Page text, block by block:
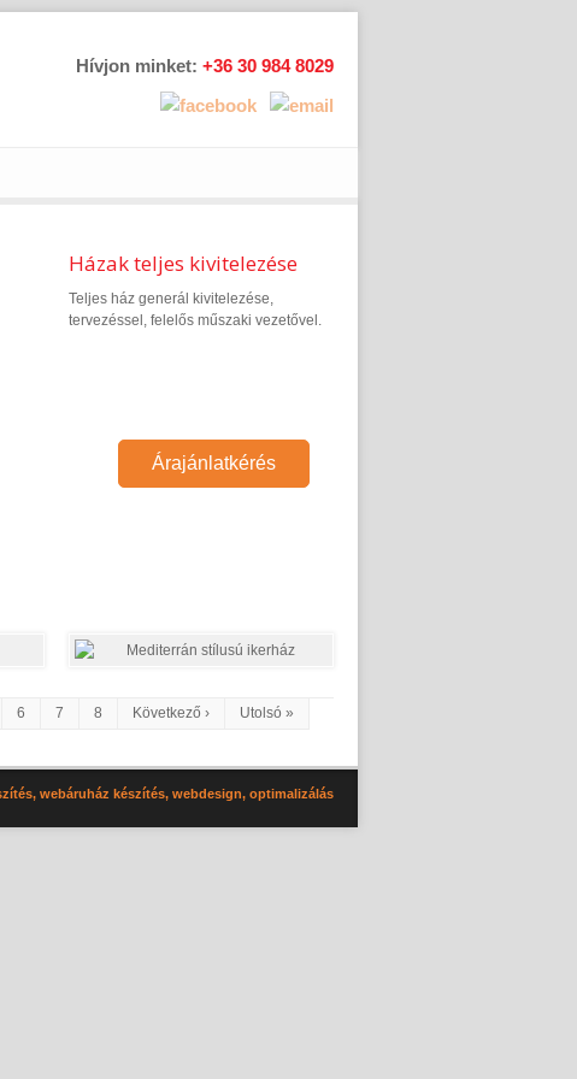
Hívjon minket: +36 30 984 8029
Házak teljes kivitelezése
Teljes ház generál kivitelezése,
tervezéssel, felelős műszaki vezetővel.
Árajánlatkérés
6 7 8 Következő › Utolsó »